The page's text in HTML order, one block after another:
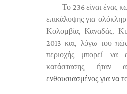
Το 236 είναι ένας
επικάλυψης για
Κολομβία, Καναδάς.
2013 και, λόγω του
περιοχής μπορεί να
κατάστασης, ήταν
ενθουσιασμένος για να